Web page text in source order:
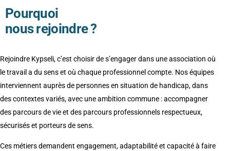
Pourquoi
nous rejoindre ?
Rejoindre Kypseli, c’est choisir de s’engager dans une association où
le travail a du sens et où chaque professionnel compte. Nos équipes
interviennent auprès de personnes en situation de handicap, dans
des contextes variés, avec une ambition commune : accompagner
des parcours de vie et des parcours professionnels respectueux,
sécurisés et porteurs de sens.
Ces métiers demandent engagement, adaptabilité et capacité à faire